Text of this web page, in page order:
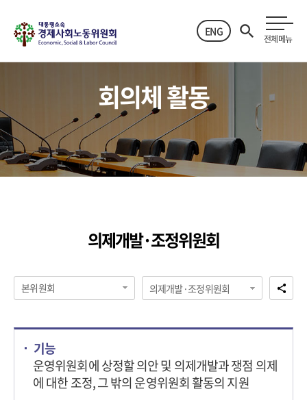
ENG
전체메뉴
회의체 활동
의제개발·조정위원회
본위원회 의제개발·조정위원회
기능
운영위원회에 상정할 의안 및 의제개발과 쟁점 의제
에 대한 조정, 그 밖의 운영위원회 활동의 지원